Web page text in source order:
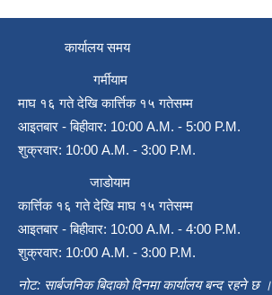
कार्यालय समय
गर्मीयाम
माघ १६ गते देखि कार्त्तिक १५ गतेसम्म
आइतबार - बिहीवार: 10:00 A.M. - 5:00 P.M.
शुक्रवार: 10:00 A.M. - 3:00 P.M.
जाडोयाम
कार्त्तिक १६ गते देखि माघ १५ गतेसम्म
आइतबार - बिहीवार: 10:00 A.M. - 4:00 P.M.
शुक्रवार: 10:00 A.M. - 3:00 P.M.
नोट: सार्बजनिक बिदाको दिनमा कार्यालय बन्द रहने छ ।